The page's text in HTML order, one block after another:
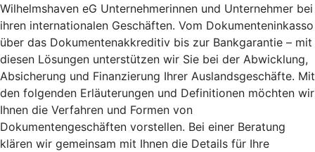
Wilhelmshaven eG Unternehmerinnen und Unternehmer bei
ihren internationalen Geschäften. Vom Dokumenteninkasso
über das Dokumentenakkreditiv bis zur Bankgarantie – mit
diesen Lösungen unterstützen wir Sie bei der Abwicklung,
Absicherung und Finanzierung Ihrer Auslandsgeschäfte. Mit
den folgenden Erläuterungen und Definitionen möchten wir
Ihnen die Verfahren und Formen von
Dokumentengeschäften vorstellen. Bei einer Beratung
klären wir gemeinsam mit Ihnen die Details für Ihre